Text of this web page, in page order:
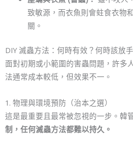
致敏源，而衣魚則會蛀食衣物
關。
DIY 滅蟲方法：何時有效？何時該放
面對初期或小範圍的害蟲問題，許多
法通常成本較低，但效果不一。
1. 物理與環境預防（治本之選）
這是最重要且最常被忽視的一步。韓
制，任何滅蟲方法都難以持久。